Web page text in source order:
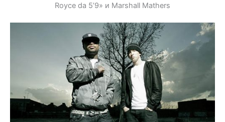
Royce da 5’9» и Marshall Mathers